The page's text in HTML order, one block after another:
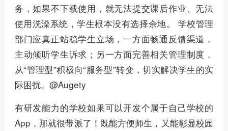
务，如果不下载使用，就无法提交课后作业、无法
使用洗澡系统，学生根本没有选择余地。 学校管理
部门应真正站稳学生立场，一方面畅通反馈渠道，
主动倾听学生诉求；另一方面完善相关管理制度，
从“管理型”积极向“服务型”转变，切实解决学生的实
际困扰。@Augety
有研发能力的学校如果可以开发个属于自己学校的
App，那就很带派了！既能方便师生，又能彰显校园